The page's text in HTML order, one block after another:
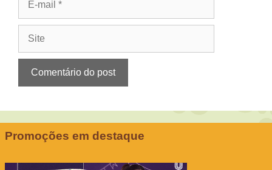
Promoções em destaque